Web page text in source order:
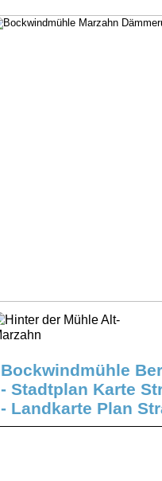
Bockwindmühle
- Stadtplan Karte
- Landkarte Plan